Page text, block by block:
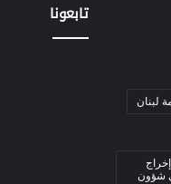
لبنان
شؤون
تابعونا